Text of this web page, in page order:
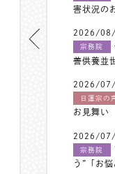
害状況の
2026/08/
宗務院
善供養並
2026/
日蓮宗の
お見舞い
2026/
宗務院
う”「お